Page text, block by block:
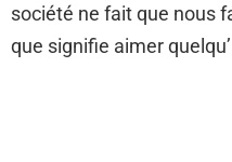
société ne fait que nous
que signifie aimer